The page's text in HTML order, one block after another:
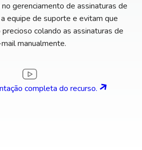
gerenciamento de assinaturas de
equipe de suporte e evitam que
colando as assinaturas de
manualmente.
completa do recurso.